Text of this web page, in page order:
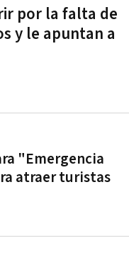
por la falta de
y le apuntan a
"Emergencia
atraer turistas